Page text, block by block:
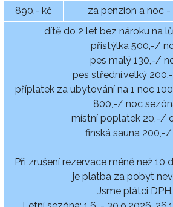
890,- kč
za penzion a noc
dítě do 2 let bez nároku na
přistýlka 500,-/
pes malý 130,-/
pes střední,velký
příplatek za ubytování na 1 noc
800,-/ noc
místní poplatek 20,-/
finská sauna
Při zrušení rezervace méně než 10
je platba za pobyt
Jsme plátci DPH.